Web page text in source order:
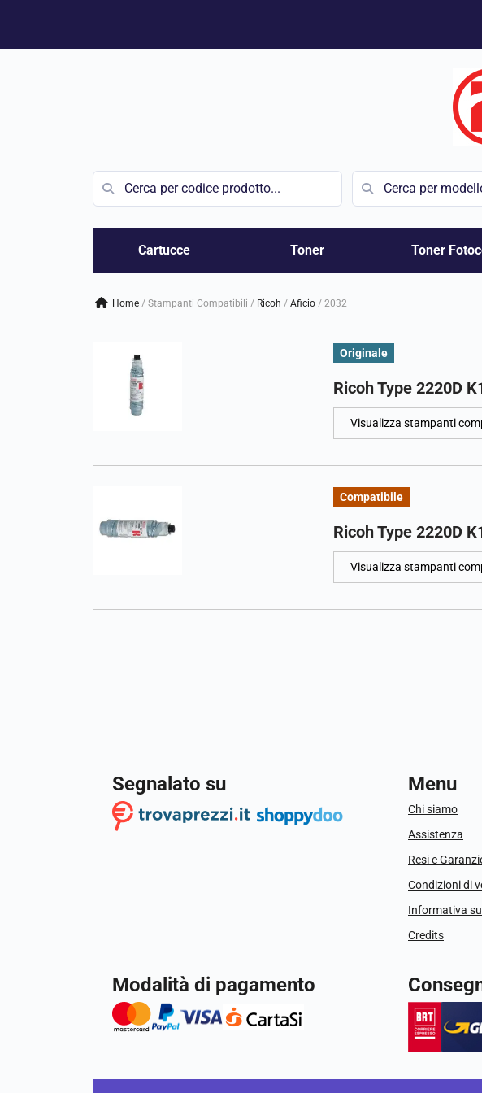
Vai
Cartucce Toner Toner
Home / Stampanti Compatibili / ricoh / aficio / 2032
Originale
Ricoh Type 2220D
Visualizza stampanti
Compatibile
Ricoh Type 2220D
Visualizza stampanti
Segnalato su Menu
Chi siamo
Assistenza
Resi e
Condizioni di
Informativa
Credits
Modalità di pagamento